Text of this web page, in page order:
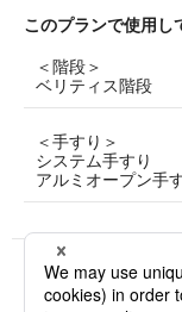
このプランで使用し
＜階段＞
ベリティス階段
＜手すり＞
システム手すり
アルミオープン手
URLをシェア